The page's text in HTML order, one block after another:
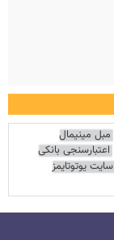
مبل مینیمال
اعتبارسنجی بانکی
سایت یوتوتایمز